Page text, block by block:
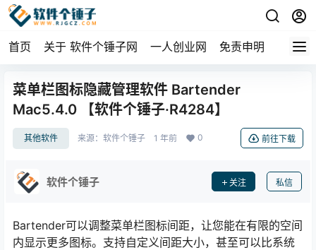
首页 关于 软件个锤子网 一人创业网 免责申明
菜单栏图标隐藏管理软件 Bartender
Mac5.4.0 【软件个锤子·R4284】
其他软件 来源： 软件个锤子 1 年前 0 前往下载
软件个锤子 关注 私信
Bartender可以调整菜单栏图标间距，让您能在有限的空间
内显示更多图标。支持自定义间距大小，甚至可以比系统